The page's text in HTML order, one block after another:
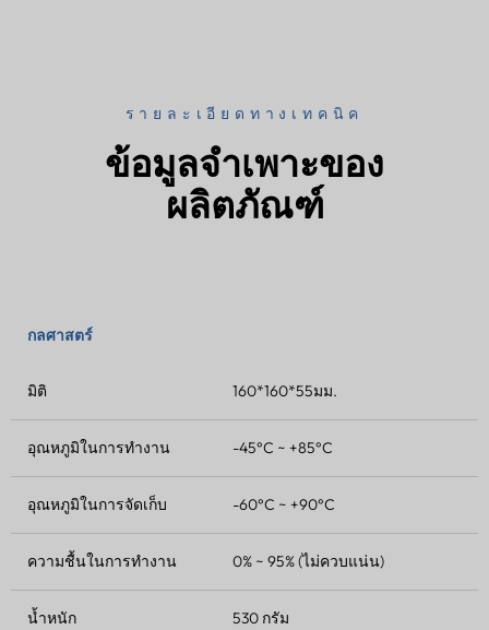
รายละเอียดทางเทคนิค
ข้อมูลจำเพาะของ
ผลิตภัณฑ์
กลศาสตร์
มิติ 160*160*55มม.
อุณหภูมิในการทำงาน -45°C ~ +85°C
อุณหภูมิในการจัดเก็บ -60°C ~ +90°C
ความชื้นในการทำงาน 0% ~ 95% (ไม่ควบแน่น)
น้ำหนัก 530 กรัม